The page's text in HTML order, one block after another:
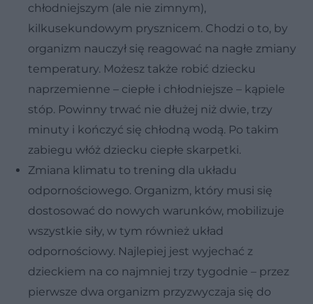
chłodniejszym (ale nie zimnym),
kilkusekundowym prysznicem. Chodzi o to, by
organizm nauczył się reagować na nagłe zmiany
temperatury. Możesz także robić dziecku
naprzemienne – ciepłe i chłodniejsze – kąpiele
stóp. Powinny trwać nie dłużej niż dwie, trzy
minuty i kończyć się chłodną wodą. Po takim
zabiegu włóż dziecku ciepłe skarpetki.
Zmiana klimatu to trening dla układu
odpornościowego. Organizm, który musi się
dostosować do nowych warunków, mobilizuje
wszystkie siły, w tym również układ
odpornościowy. Najlepiej jest wyjechać z
dzieckiem na co najmniej trzy tygodnie – przez
pierwsze dwa organizm przyzwyczaja się do